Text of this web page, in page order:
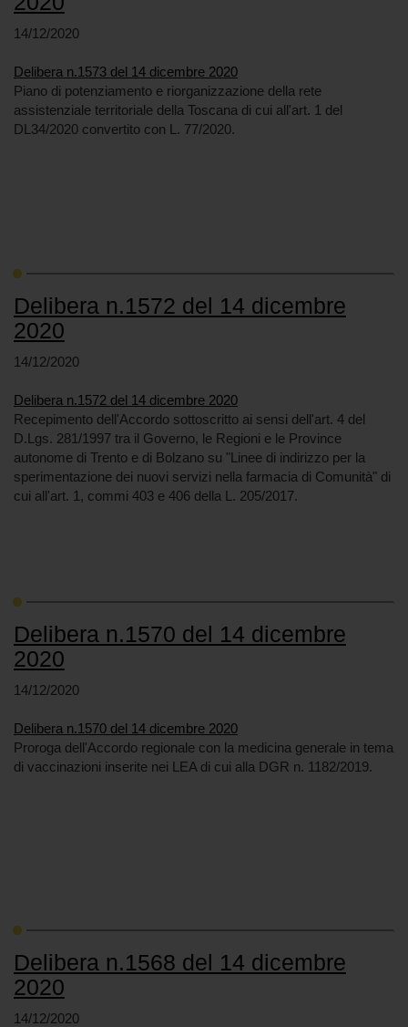
14/12/2020
Delibera n.1573 del 14 dicembre 2020
Piano di potenziamento e riorganizzazione della rete
assistenziale territoriale della Toscana di cui all'art. 1 del
DL34/2020 convertito con L. 77/2020.
Delibera n.1572 del 14 dicembre
2020
14/12/2020
Delibera n.1572 del 14 dicembre 2020
Recepimento dell'Accordo sottoscritto ai sensi dell'art. 4 del
D.Lgs. 281/1997 tra il Governo, le Regioni e le Province
autonome di Trento e di Bolzano su "Linee di indirizzo per la
sperimentazione dei nuovi servizi nella farmacia di Comunità" di
cui all'art. 1, commi 403 e 406 della L. 205/2017.
Delibera n.1570 del 14 dicembre
2020
14/12/2020
Delibera n.1570 del 14 dicembre 2020
Proroga dell'Accordo regionale con la medicina generale in tema
di vaccinazioni inserite nei LEA di cui alla DGR n. 1182/2019.
Delibera n.1568 del 14 dicembre
2020
14/12/2020